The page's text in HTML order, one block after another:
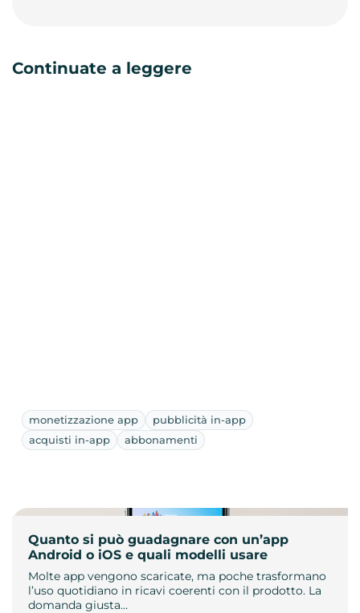
Continuate a leggere
monetizzazione app
pubblicità in-app
acquisti in-app
abbonamenti
Quanto si può guadagnare con un’app
Android o iOS e quali modelli usare
Molte app vengono scaricate, ma poche trasformano
l’uso quotidiano in ricavi coerenti con il prodotto. La
domanda giusta…